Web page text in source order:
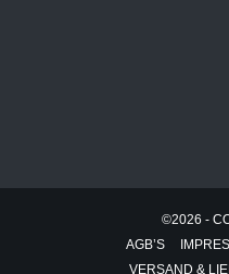
©2026 -
AGB’S
VERSAND &